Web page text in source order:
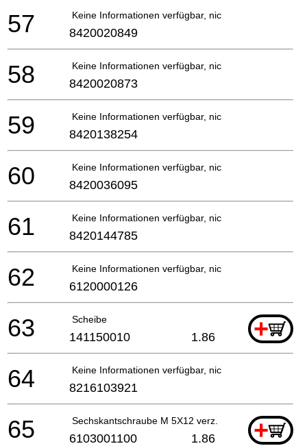
Keine Informationen verfügbar, nicht bestellbar
57 8420020849
Keine Informationen verfügbar, nicht bestellbar
58 8420020873
Keine Informationen verfügbar, nicht bestellbar
59 8420138254
Keine Informationen verfügbar, nicht bestellbar
60 8420036095
Keine Informationen verfügbar, nicht bestellbar
61 8420144785
Keine Informationen verfügbar, nicht bestellbar
62 6120000126
Scheibe +
63 141150010 1.86
Keine Informationen verfügbar, nicht bestellbar
64 8216103921
Sechskantschraube M 5X12 verz. +
65 6103001100 1.86